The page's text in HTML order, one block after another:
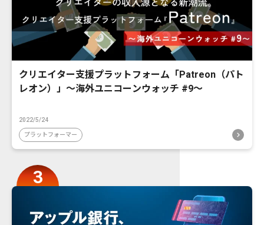
クリエイター支援プラットフォーム「Patreon（パト
レオン）」〜海外ユニコーンウォッチ #9〜
2022/5/24
プラットフォーマー